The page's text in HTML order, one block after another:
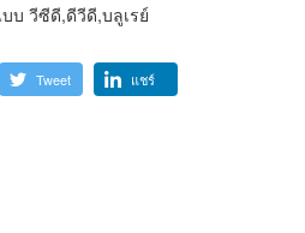
บ วีซีดี,ดีวีดี,บลูเรย์
Tweet แชร์